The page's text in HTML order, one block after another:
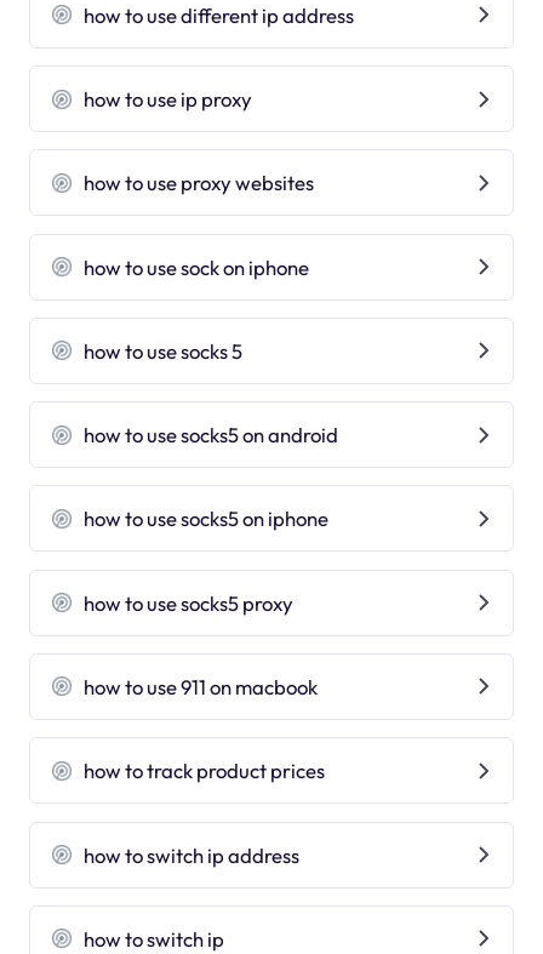
how to use different ip address
how to use ip proxy
how to use proxy websites
how to use sock on iphone
how to use socks 5
how to use socks5 on android
how to use socks5 on iphone
how to use socks5 proxy
how to use 911 on macbook
how to track product prices
how to switch ip address
how to switch ip